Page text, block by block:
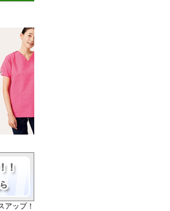
アップ！